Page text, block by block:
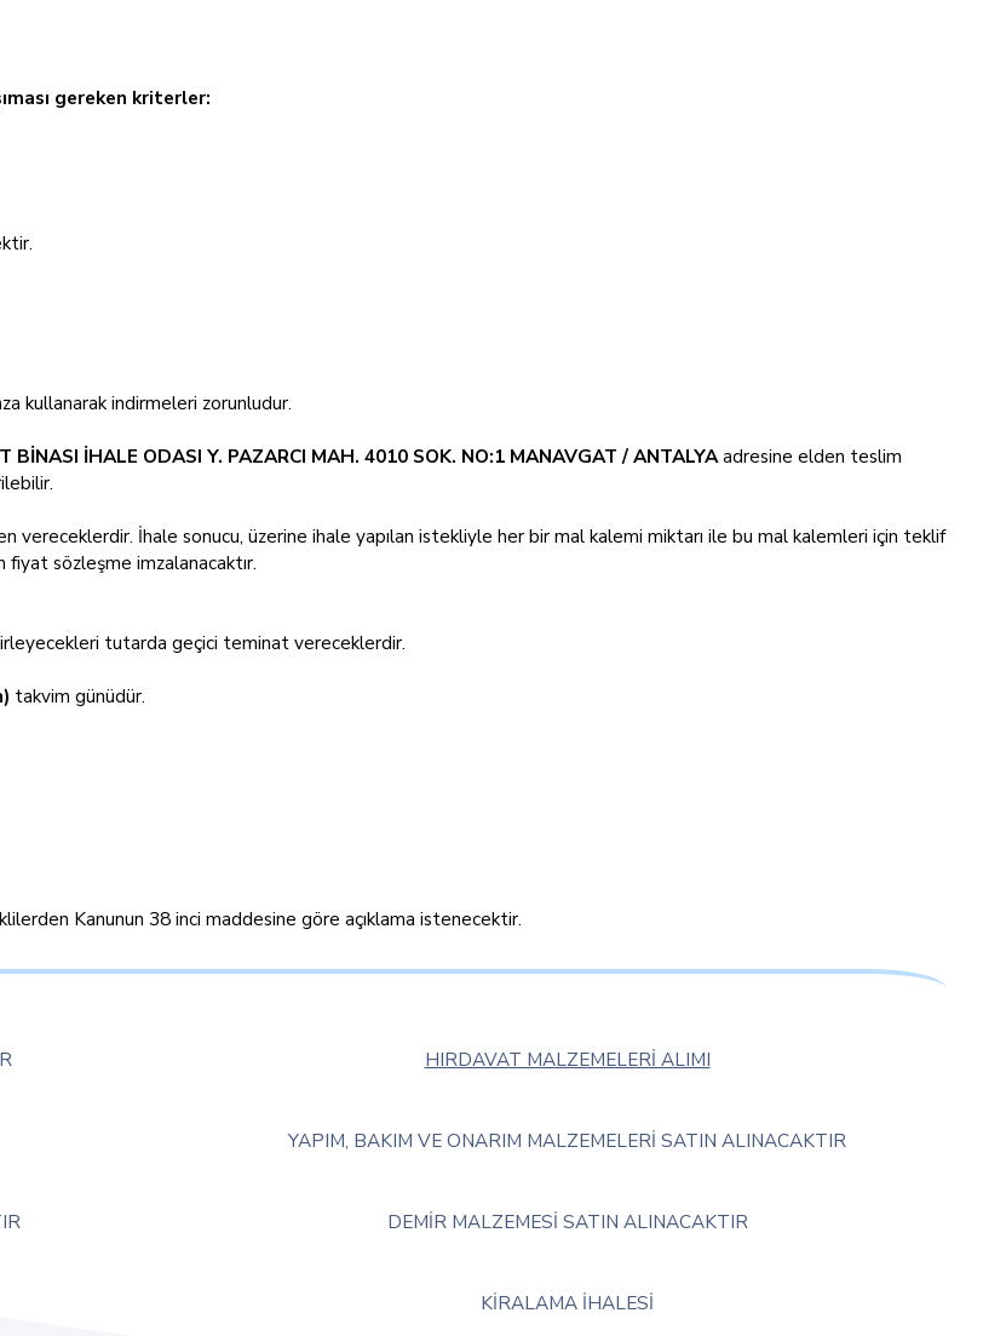
gereken kriterler:
kullanarak indirmeleri zorunludur.
BİNASI İHALE ODASI Y. PAZARCI MAH. 4010 SOK. NO:1 MANAVGAT / ANTALYAadresine elden teslim
İhale sonucu, üzerine ihale yapılan istekliyle her bir mal kalemi miktarı ile bu mal kalemleri için teklif
fiyat sözleşme imzalanacaktır.
tutarda geçici teminat vereceklerdir.
takvim günüdür.
Kanunun 38 inci maddesine göre açıklama istenecektir.
HIRDAVAT MALZEMELERİ ALIMI
YAPIM, BAKIM VE ONARIM MALZEMELERİ SATIN ALINACAKTIR
DEMİR MALZEMESİ SATIN ALINACAKTIR
KİRALAMA İHALESİ